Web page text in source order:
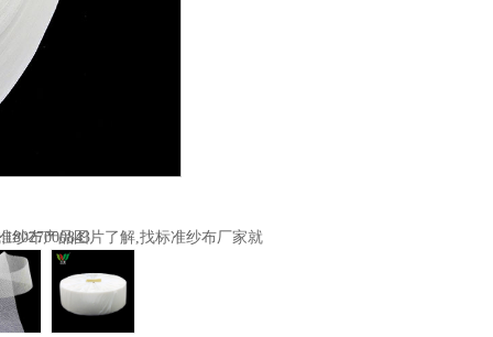
料有限公司,咨询热线:18027000843